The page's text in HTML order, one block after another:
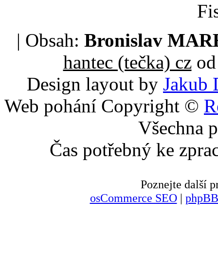
| Obsah: Bronislav
hantec (tečka) czod
Design layout by Jakub
Web pohání Copyright ©
Všechna
Čas potřebný ke
Poznejte další
osCommerce SEO|